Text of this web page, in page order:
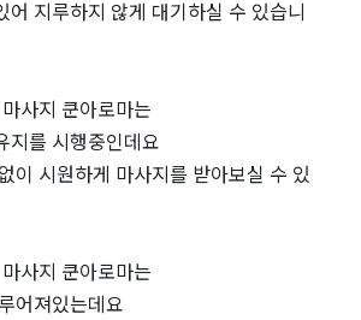
어 지루하지 않게 대기하실 수 있습니
사지 쿤아로마는
지를 시행중인데요
이 시원하게 마사지를 받아보실 수 있
사지 쿤아로마는
어져있는데요